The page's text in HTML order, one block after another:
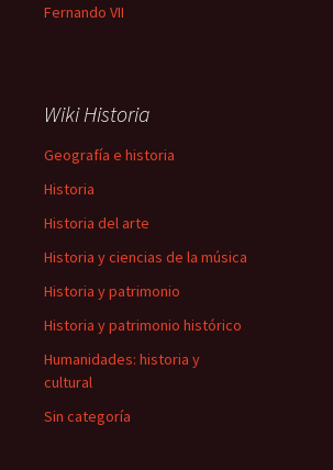
Fernando VII
Wiki Historia
Geografía e historia
Historia
Historia del arte
Historia y ciencias de la música
Historia y patrimonio
Historia y patrimonio histórico
Humanidades: historia y
cultural
Sin categoría